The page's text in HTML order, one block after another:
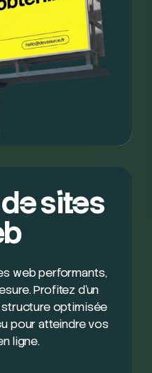
sites
web performants,
Profitez d’un
structure optimisée
pour atteindre vos
ligne.